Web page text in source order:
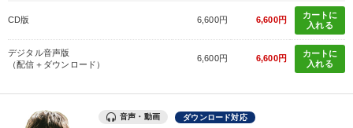
音声と動画で学ぶ 【5月】音声・映像
社員が自律的に動き出す組織づくり
CD版 6,600円 6,600円
カートに
入れる
デジタル音声版
（配信＋ダウンロード）
6,600円 6,600円
カートに
入れる
音声・動画 ダウンロード対応